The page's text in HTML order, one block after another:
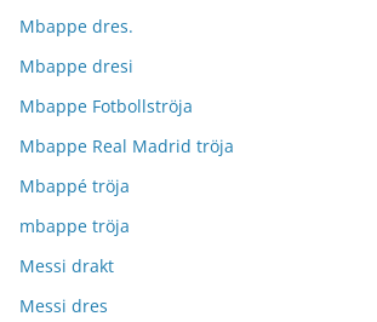
Mbappe dres.
Mbappe dresi
Mbappe Fotbollströja
Mbappe Real Madrid tröja
Mbappé tröja
mbappe tröja
Messi drakt
Messi dres